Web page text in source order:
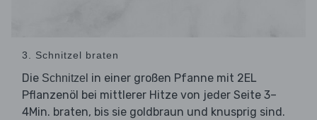
3. Schnitzel braten
Die Schnitzel in einer großen Pfanne mit 2EL
Pflanzenöl bei mittlerer Hitze von jeder Seite 3–
4Min. braten, bis sie goldbraun und knusprig sind.